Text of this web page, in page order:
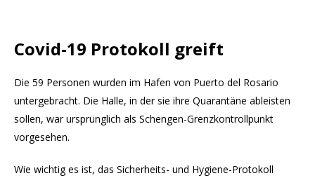
Covid-19 Protokoll greift
Die 59 Personen wurden im Hafen von Puerto del Rosario
untergebracht. Die Halle, in der sie ihre Quarantäne ableisten
sollen, war ursprünglich als Schengen-Grenzkontrollpunkt
vorgesehen.
Wie wichtig es ist, das Sicherheits- und Hygiene-Protokoll